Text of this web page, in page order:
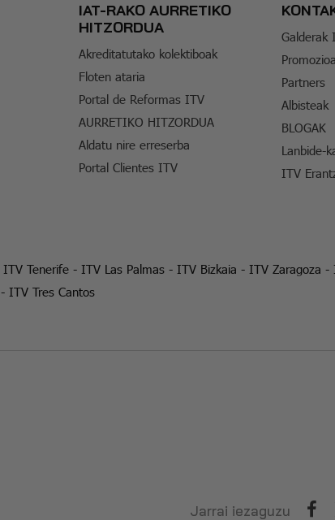
IAT-RAKO AURRETIKO
HITZORDUA
Akreditatutako kolektiboak
Floten ataria
Portal de Reformas ITV
AURRETIKO HITZORDUA
Aldatu nire erreserba
Portal Clientes ITV
Galderak
Promozioa
Partners
Albisteak
BLOGAK
Lanbide-
ITV
ITV Tenerife- ITV Las Palmas- ITV Bizkaia - ITV Zaragoza -
- ITV Tres Cantos
Jarrai iezaguzu